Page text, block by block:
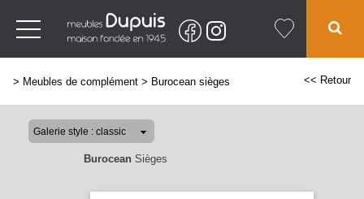
> Meubles de complément > Burocean sièges << Retour
Burocean Sièges